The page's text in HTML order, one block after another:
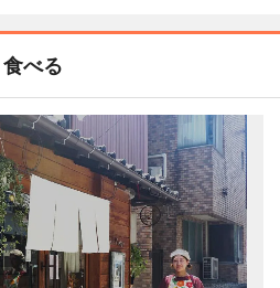
食べる